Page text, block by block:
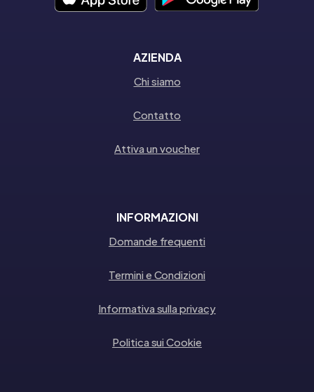
AZIENDA
Chi siamo
Contatto
Attiva un voucher
INFORMAZIONI
Domande frequenti
Termini e Condizioni
Informativa sulla privacy
Politica sui Cookie